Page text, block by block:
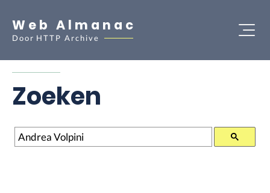
Web Almanac
Door HTTP Archive
Zoeken
Zoeken